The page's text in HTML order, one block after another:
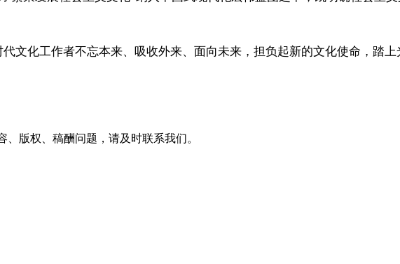
文化工作者不忘本来、吸收外来、面向未来，担负起新的文化使命，踏上
版权、稿酬问题，请及时联系我们。